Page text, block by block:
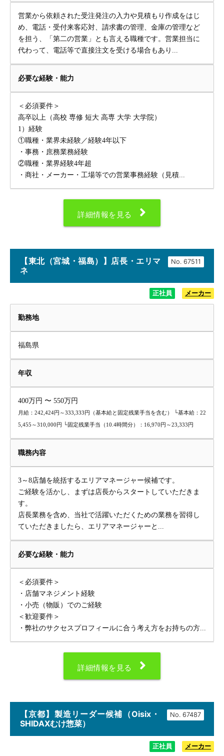
営業から依頼された受注発注の入力や見積もり作成をはじ
め、電話・受付来客応対、請求書の管理、金庫の管理など
を担う、「第二の営業」とも言える職種です。営業担当に
代わって、電話等で直接注文を受ける場合もあり...
必要な経験・能力
＜必須要件＞
高卒以上（高校 専修 短大 高専 大学 大学院）
1）経験
①職種・業界未経験／経験4年以下
・事務・庶務業務経験
②職種・業界経験4年超
・商社・メーカー・工場等での営業事務経験（見積...
詳細情報を見る
No.
【東北（宮城・福島）】店長・エリマ
ネ
正社員 メーカー
勤務地
福島県
年収
400万円 〜 550万円
月給：242,424円～333,333円（基本給と固定残業手当を含む） └基本給：22
5,455～310,000円 └固定残業手当（10.4時間分）：16,970円～23,333円
職務内容
3～8店舗を統括するエリアマネージャー候補です。
ご経験を活かし、まずは店長からスタートしていただきま
す。
店長業務を含め、当社で活躍いただくための業務を習得し
ていただきましたら、エリアマネージャーと...
必要な経験・能力
＜必須要件＞
・店舗マネジメント経験
・小売（物販）でのご経験
＜歓迎要件＞
・弊社のサクセスプロフィールに合う考え方をお持ちの方...
詳細情報を見る
No.
【京都】製造リーダー候補（Oisix・
SHIDAXむけ惣菜）
正社員 メーカー